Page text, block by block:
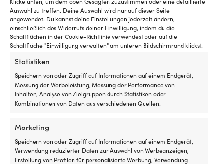
Auswahl zu treffen. Deine Auswahl wird nur auf dieser Seite
angewendet. Du kannst deine Einstellungen jederzeit ändern,
einschließlich des Widerrufs deiner Einwilligung, indem du die
Schaltflächen in der Cookie-Richtlinie verwendest oder auf die
Schaltfläche "Einwilligung verwalten" am unteren Bildschirmrand klickst.
Statistiken
Speichern von oder Zugriff auf Informationen auf einem Endgerät,
Messung der Werbeleistung, Messung der Performance von
Inhalten, Analyse von Zielgruppen durch Statistiken oder
Kombinationen von Daten aus verschiedenen Quellen.
Marketing
Speichern von oder Zugriff auf Informationen auf einem Endgerät,
Verwendung reduzierter Daten zur Auswahl von Werbeanzeigen,
Erstellung von Profilen für personalisierte Werbung, Verwendung
können
auf
der
Produktseite
gewählt
können
auf
der
Produktseite
gewählt
Die einfachste Preisgarantie der
Welt!
Jetzt kaufen, später vergleichen.Unsere
Preisgarantie ist ganz einfach: Wir gleichen die
ganz entspannt jetzt einkaufen – findest du den
Artikel innerhalb von 14 Tagen bei einem anderen
Händler günstiger, passen wir den Preis im
Nachhinein an. Keine komplizierten Bedingungen.